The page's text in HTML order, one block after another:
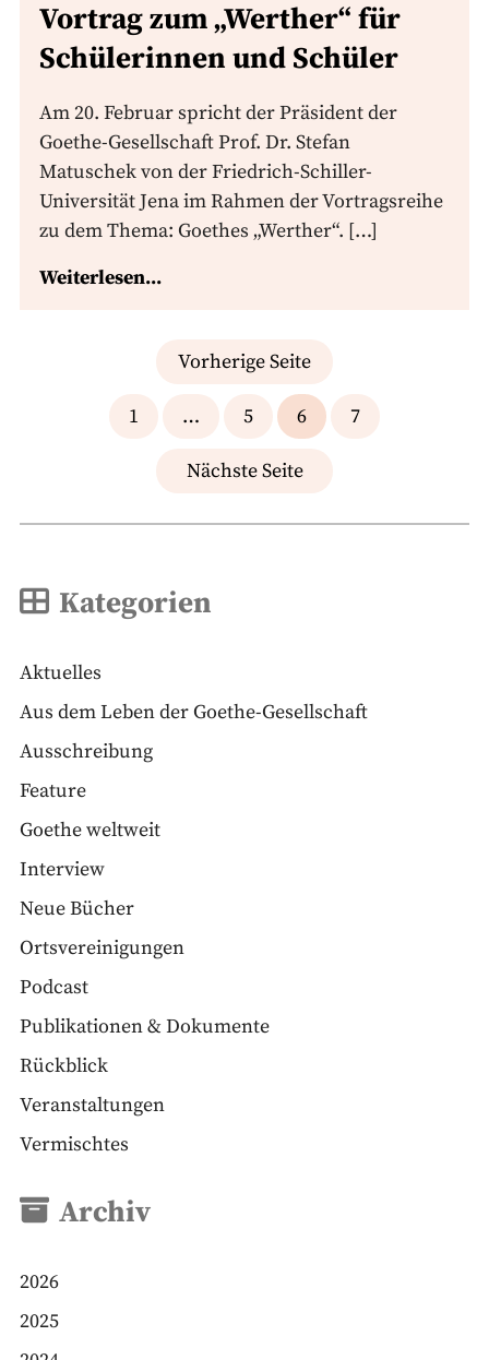
Vortrag zum „Werther“ für
Schülerinnen und Schüler
Am 20. Februar spricht der Präsident der
Goethe-Gesellschaft Prof. Dr. Stefan
Matuschek von der Friedrich-Schiller-
Universität Jena im Rahmen der Vortragsreihe
zu dem Thema: Goethes „Werther“. […]
Weiterlesen...
Seitennummerierung
Vorherige Seite
1 … 5 6 7
Nächste Seite
Kategorien
Aktuelles
Aus dem Leben der Goethe-Gesellschaft
Ausschreibung
Feature
Goethe weltweit
Interview
Neue Bücher
Ortsvereinigungen
Podcast
Publikationen & Dokumente
Rückblick
Veranstaltungen
Vermischtes
Archiv
2026
2025